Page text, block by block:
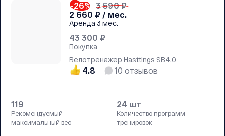
-26% 3 590 ₽
2 660 ₽ / мес.
Аренда 3 мес.
43 300 ₽
Покупка
Велотренажер Hasttings SB4.0
4.8 10 отзывов
119
Рекомендуемый
максимальный вес
24 шт
Количество программ
тренировок